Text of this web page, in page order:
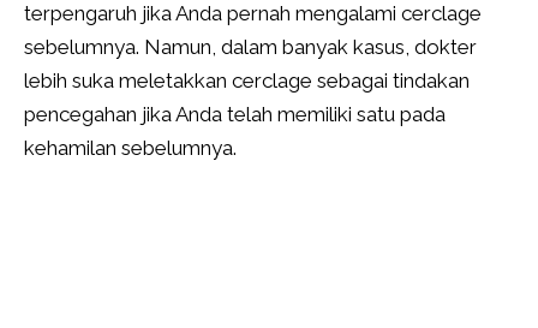
terpengaruh jika Anda pernah mengalami cerclage
sebelumnya. Namun, dalam banyak kasus, dokter
lebih suka meletakkan cerclage sebagai tindakan
pencegahan jika Anda telah memiliki satu pada
kehamilan sebelumnya.